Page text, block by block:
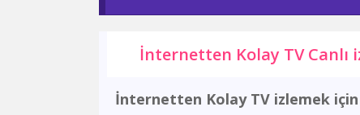
İnternetten Kolay TV Canlı
İnternetten Kolay TV izlemek